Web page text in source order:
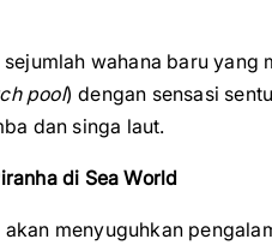
wahana baru yang
pool) dengan sensasi
dan singa laut.
di Sea World
menyuguhkan